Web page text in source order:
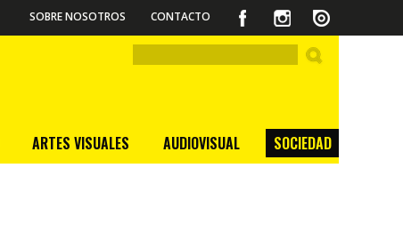
SOBRE NOSOTROS CONTACTO
ARTES VISUALES AUDIOVISUAL SOCIEDAD